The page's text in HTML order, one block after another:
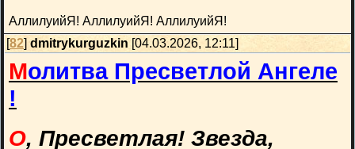
АллилуийЯ! АллилуийЯ! АллилуийЯ!
[82]dmitrykurguzkin [04.03.2026, 12:11]
Молитва Пресветлой Ангеле
!
О, Пресветлая! Звезда,